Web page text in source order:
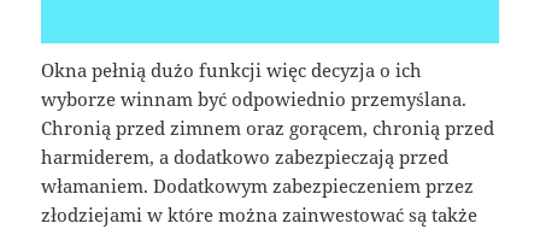
Okna pełnią dużo funkcji więc decyzja o ich
wyborze winnam być odpowiednio przemyślana.
Chronią przed zimnem oraz gorącem, chronią przed
harmiderem, a dodatkowo zabezpieczają przed
włamaniem. Dodatkowym zabezpieczeniem przez
złodziejami w które można zainwestować są także